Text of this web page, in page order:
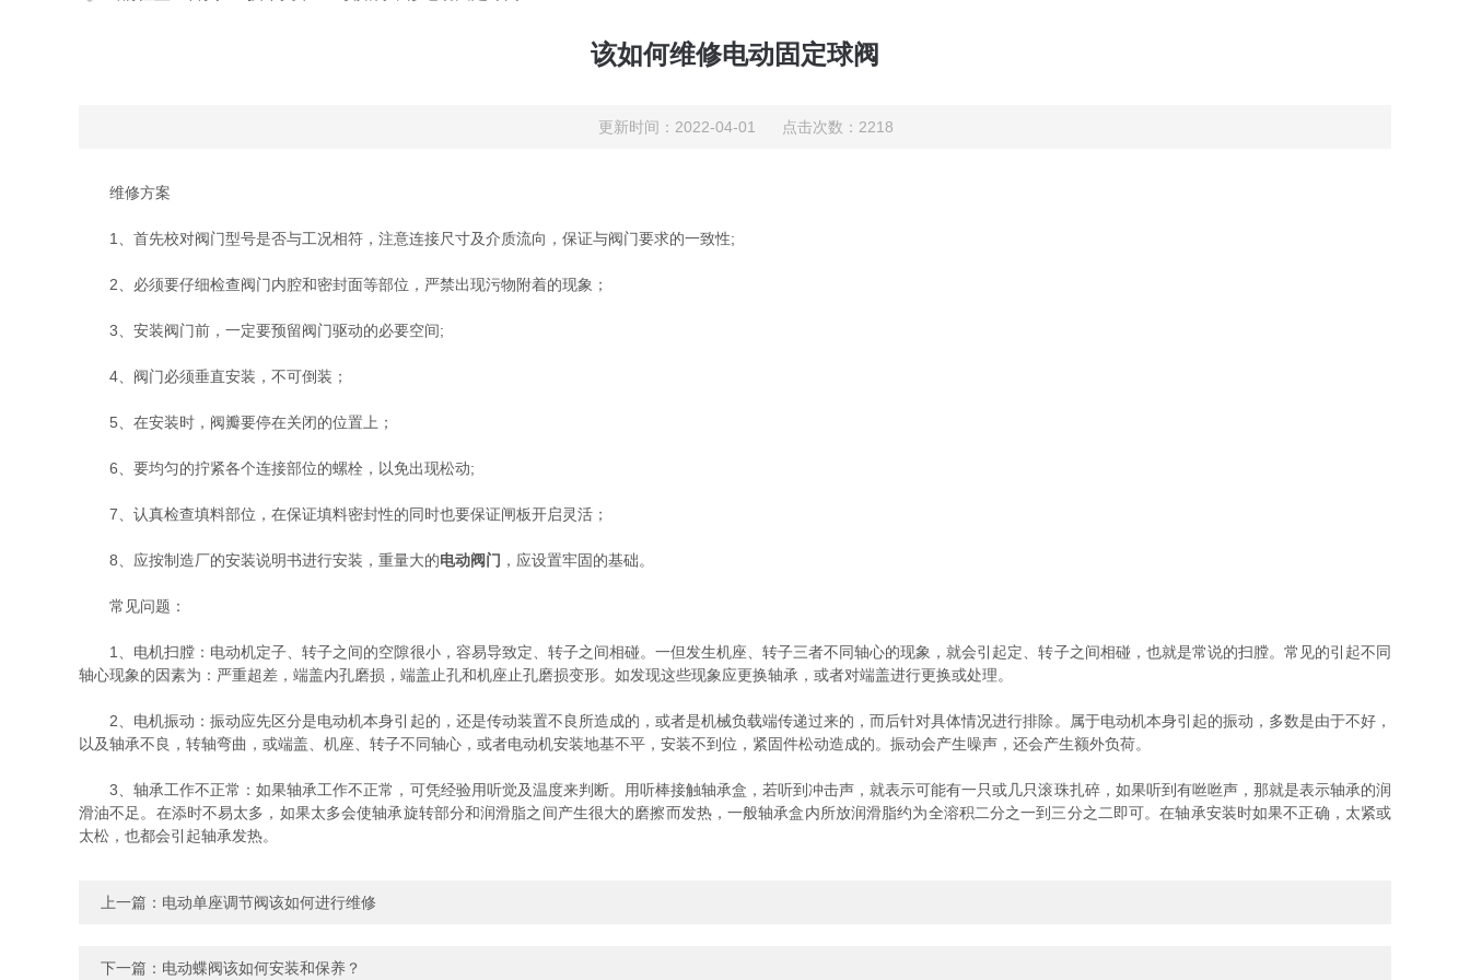
该如何维修电动固定球阀
更新时间：2022-04-01 点击次数：2218
维修方案
1、首先校对阀门型号是否与工况相符，注意连接尺寸及介质流向，保证与阀门要求的一致性;
2、必须要仔细检查阀门内腔和密封面等部位，严禁出现污物附着的现象；
3、安装阀门前，一定要预留阀门驱动的必要空间;
4、阀门必须垂直安装，不可倒装；
5、在安装时，阀瓣要停在关闭的位置上；
6、要均匀的拧紧各个连接部位的螺栓，以免出现松动;
7、认真检查填料部位，在保证填料密封性的同时也要保证闸板开启灵活；
8、应按制造厂的安装说明书进行安装，重量大的电动阀门 ，应设置牢固的基础。
常见问题：
1、电机扫膛：电动机定子、转子之间的空隙很小，容易导致定、转子之间相碰。一但发生机座、转子三者不同轴心的现象，就会引起定、转子之间相碰，也就是常说的扫膛。常见的引起不同
轴心现象的因素为：严重超差，端盖内孔磨损，端盖止孔和机座止孔磨损变形。如发现这些现象应更换轴承，或者对端盖进行更换或处理。
2、电机振动：振动应先区分是电动机本身引起的，还是传动装置不良所造成的，或者是机械负载端传递过来的，而后针对具体情况进行排除。属于电动机本身引起的振动，多数是由于不好，
以及轴承不良，转轴弯曲，或端盖、机座、转子不同轴心，或者电动机安装地基不平，安装不到位，紧固件松动造成的。振动会产生噪声，还会产生额外负荷。
3、轴承工作不正常：如果轴承工作不正常，可凭经验用听觉及温度来判断。用听棒接触轴承盒，若听到冲击声，就表示可能有一只或几只滚珠扎碎，如果听到有咝咝声，那就是表示轴承的润
滑油不足。在添时不易太多，如果太多会使轴承旋转部分和润滑脂之间产生很大的磨擦而发热，一般轴承盒内所放润滑脂约为全溶积二分之一到三分之二即可。在轴承安装时如果不正确，太紧或
太松，也都会引起轴承发热。
上一篇： 电动单座调节阀该如何进行维修
下一篇： 电动蝶阀该如何安装和保养？